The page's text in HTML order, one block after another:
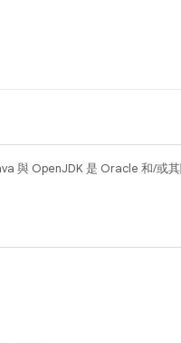
與 OpenJDK 是 Oracle 和/或其